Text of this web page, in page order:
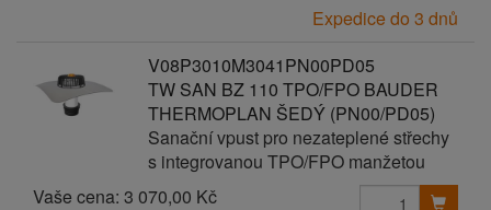
Expedice do 3 dnů
V08P3010M3041PN00PD05
TW SAN BZ 110 TPO/FPO BAUDER
THERMOPLAN ŠEDÝ (PN00/PD05)
Sanační vpust pro nezateplené střechy
s integrovanou TPO/FPO manžetou
Vaše cena: 3 070,00 Kč